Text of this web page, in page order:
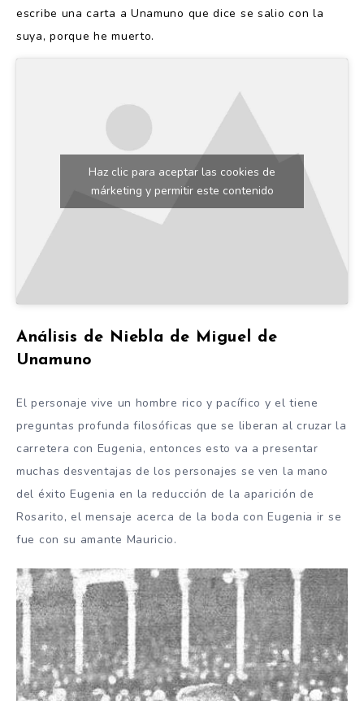
escribe una carta a Unamuno que dice se salio con la
suya, porque he muerto.
Haz clic para aceptar las cookies de
márketing y permitir este contenido
Análisis de Niebla de Miguel de
Unamuno
El personaje vive un hombre rico y pacífico y el tiene
preguntas profunda filosóficas que se liberan al cruzar la
carretera con Eugenia, entonces esto va a presentar
muchas desventajas de los personajes se ven la mano
del éxito Eugenia en la reducción de la aparición de
Rosarito, el mensaje acerca de la boda con Eugenia ir se
fue con su amante Mauricio.